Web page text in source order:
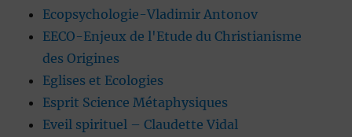
Ecopsychologie-Vladimir Antonov
EECO-Enjeux de l'Etude du Christianisme
des Origines
Eglises et Ecologies
Esprit Science Métaphysiques
Eveil spirituel – Claudette Vidal